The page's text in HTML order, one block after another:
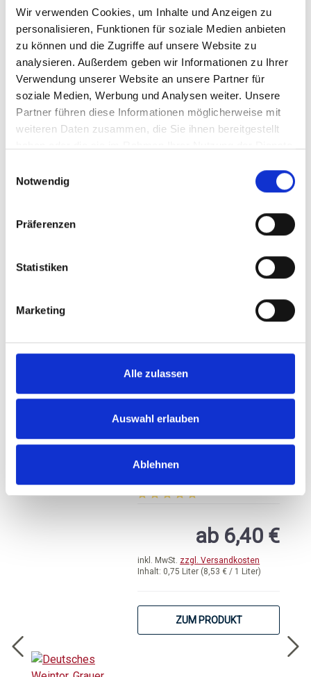
Wir verwenden Cookies, um Inhalte und Anzeigen zu
personalisieren, Funktionen für soziale Medien anbieten
zu können und die Zugriffe auf unsere Website zu
analysieren. Außerdem geben wir Informationen zu Ihrer
Verwendung unserer Website an unsere Partner für
soziale Medien, Werbung und Analysen weiter. Unsere
Partner führen diese Informationen möglicherweise mit
weiteren Daten zusammen, die Sie ihnen bereitgestellt
Notwendig
Präferenzen
Statistiken
Marketing
Alle zulassen
Auswahl erlauben
Ablehnen
Durchschnittliche Bewertung von
inkl. MwSt. zzgl. Versandkosten
11,70 €
BESTELLEN
Durchschnittliche Bewertung von
(11,07 € / 1 Liter)
zzgl. Versandkosten
8,30 €
Christian Hirsch,
Wildklasse Riesling
mit Chardonnay, QbA
Württemberg
Inhalt: 0,75 Liter (8,53 € / 1 Liter)
inkl. MwSt. zzgl. Versandkosten
ab 6,40 €
ZUM PRODUKT